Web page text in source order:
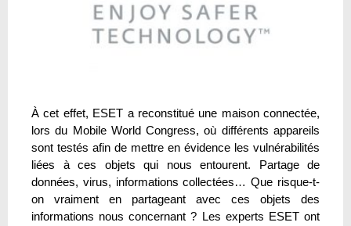
À cet effet, ESET a reconstitué une maison connectée,
lors du Mobile World Congress, où différents appareils
sont testés afin de mettre en évidence les vulnérabilités
liées à ces objets qui nous entourent. Partage de
données, virus, informations collectées… Que risque-t-
on vraiment en partageant avec ces objets des
informations nous concernant ? Les experts ESET ont